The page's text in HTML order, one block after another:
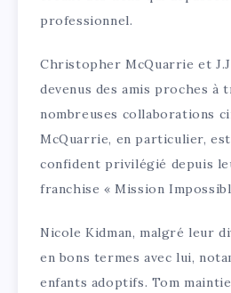
professionnel.
Christopher McQuarrie et
devenus des amis proches à
nombreuses collaborations
McQuarrie, en particulier, est
confident privilégié depuis
franchise « Mission
Nicole Kidman, malgré leur
en bons termes avec lui,
enfants adoptifs. Tom